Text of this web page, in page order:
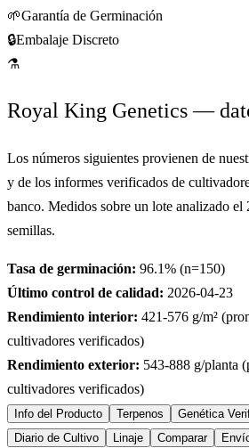
🌱Garantía de Germinación
🔒Embalaje Discreto
⚗
Royal King Genetics —
Los números siguientes provienen de
y de los informes verificados de
banco. Medidos sobre un lote analizado el
semillas.
Tasa de germinación: 96.1% (n=150)
Último control de calidad: 2026-04-23
Rendimiento interior: 421-576 g/m²
cultivadores verificados)
Rendimiento exterior: 543-888 g/planta
cultivadores verificados)
Info del Producto Terpenos Genética
Diario de Cultivo
Linaje Comparar